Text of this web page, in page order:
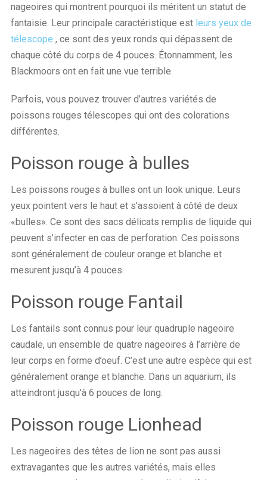
nageoires qui montrent pourquoi ils méritent un statut de
fantaisie. Leur principale caractéristique est leurs yeux de
télescope , ce sont des yeux ronds qui dépassent de
chaque côté du corps de 4 pouces. Étonnamment, les
Blackmoors ont en fait une vue terrible.
Parfois, vous pouvez trouver d’autres variétés de
poissons rouges télescopes qui ont des colorations
différentes.
Poisson rouge à bulles
Les poissons rouges à bulles ont un look unique. Leurs
yeux pointent vers le haut et s’assoient à côté de deux
«bulles». Ce sont des sacs délicats remplis de liquide qui
peuvent s’infecter en cas de perforation. Ces poissons
sont généralement de couleur orange et blanche et
mesurent jusqu’à 4 pouces.
Poisson rouge Fantail
Les fantails sont connus pour leur quadruple nageoire
caudale, un ensemble de quatre nageoires à l’arrière de
leur corps en forme d’oeuf. C’est une autre espèce qui est
généralement orange et blanche. Dans un aquarium, ils
atteindront jusqu’à 6 pouces de long.
Poisson rouge Lionhead
Les nageoires des têtes de lion ne sont pas aussi
extravagantes que les autres variétés, mais elles